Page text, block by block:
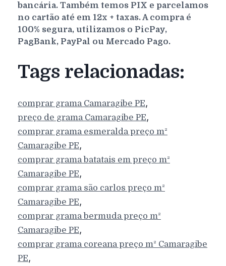
bancária. Também temos PIX e parcelamos
no cartão até em 12x + taxas. A compra é
100% segura, utilizamos o PicPay,
PagBank, PayPal ou Mercado Pago.
Tags relacionadas:
comprar grama Camaragibe PE,
preço de grama Camaragibe PE,
comprar grama esmeralda preço m²
Camaragibe PE,
comprar grama batatais em preço m²
Camaragibe PE,
comprar grama são carlos preço m²
Camaragibe PE,
comprar grama bermuda preço m²
Camaragibe PE,
comprar grama coreana preço m² Camaragibe
PE,